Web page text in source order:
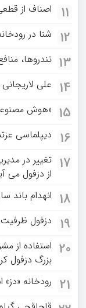
11 اصناف از
12 شنا در
13 تندروها،
14 علی
15 «هوش
16 دیپلماسی
17 تغییر در
از دزفول می
18 انهدام باند
19 دزفول
20
بزرگ دزفول
21 رودخانه